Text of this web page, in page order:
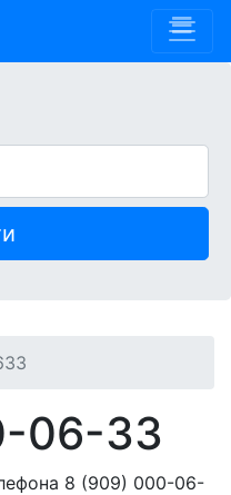
06-33
8 (909) 000-06-